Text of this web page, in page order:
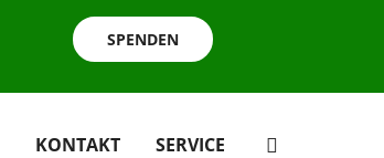
SPENDEN
KONTAKT SERVICE